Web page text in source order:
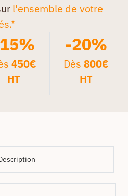
l'ensemble de votre
450€
HT
-20%
Dès 800€
HT